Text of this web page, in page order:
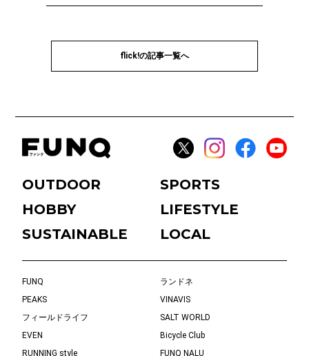
flick!の記事一覧へ
OUTDOOR
SPORTS
HOBBY
LIFESTYLE
SUSTAINABLE
LOCAL
FUNQ
ランドネ
PEAKS
VINAVIS
フィールドライフ
SALT WORLD
EVEN
Bicycle Club
RUNNING style
FUNQ NALU